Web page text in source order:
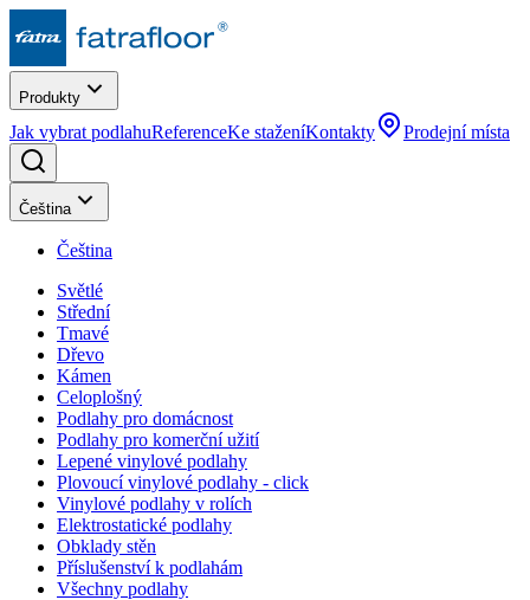
Produkty
Jak vybrat podlahuReferenceKe staženíKontakty Prodejní místa
Čeština
Čeština
Světlé
Střední
Tmavé
Dřevo
Kámen
Celoplošný
Podlahy pro domácnost
Podlahy pro komerční užití
Lepené vinylové podlahy
Plovoucí vinylové podlahy - click
Vinylové podlahy v rolích
Elektrostatické podlahy
Obklady stěn
Příslušenství k podlahám
Všechny podlahy